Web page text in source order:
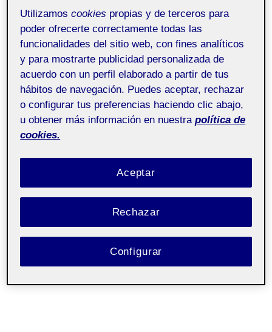
un saludo.
Utilizamoscookies propias y de terceros para
poder ofrecerte correctamente todas las
funcionalidades del sitio web, con fines analíticos
y para mostrarte publicidad personalizada de
acuerdo con un perfil elaborado a partir de tus
hábitos de navegación. Puedes aceptar, rechazar
o configurar tus preferencias haciendo clic abajo,
u obtener más información en nuestra política de
cookies.
Rechazar
Aceptar
Configurar